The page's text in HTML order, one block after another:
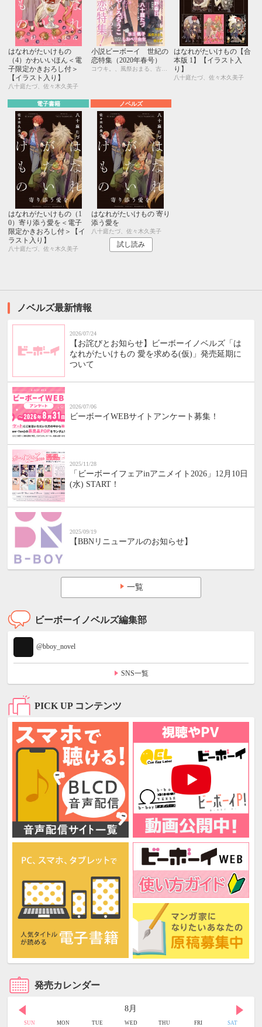
はなれがたいけもの
（4）かわいいほん＜電
子限定かきおろし付＞
【イラスト入り】
八十庭たづ、佐々木久美子
小説ビーボーイ 世紀の
恋特集（2020年春号）
コウキ。、風祭おまる、古藤嗣己、椿 ゆず、おおきいき、遠野春日、円陣闇丸、noel、周防佑未、水壬楓子、しおべり由生、みやしろちうこ、user、八十庭たづ、佐々木久美子
はなれがたいけもの【合
本版 1】【イラスト入
り】
八十庭たづ、佐々木久美子
電子書籍
はなれがたいけもの（1
0）寄り添う愛を＜電子
限定かきおろし付＞【イ
ラスト入り】
八十庭たづ、佐々木久美子
ノベルズ
はなれがたいけもの 寄り
添う愛を
八十庭たづ、佐々木久美子
試し読み
ノベルズ最新情報
2026/07/24
【お詫びとお知らせ】ビーボーイノベルズ「は
なれがたいけもの 愛を求める(仮)」発売延期に
ついて
2026/07/06
ビーボーイWEBサイトアンケート募集！
2025/11/28
「ビーボーイフェアinアニメイト2026」12月10日
(水) START！
2025/09/19
【BBNリニューアルのお知らせ】
一覧
ビーボーイノベルズ編集部
@bboy_novel
SNS一覧
PICK UP コンテンツ
発売カレンダー
8月
SUN MON TUE WED THU FRI SAT